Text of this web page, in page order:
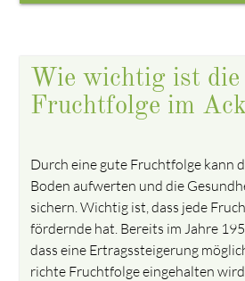
Wie wichtig ist die
Fruchtfolge im
Durch eine gute Fruchtfolge kann
Boden aufwerten und die
sichern. Wichtig ist, dass jede
fördernde hat. Bereits im Jahre
dass eine Ertragssteigerung
richte Fruchtfolge eingehalten